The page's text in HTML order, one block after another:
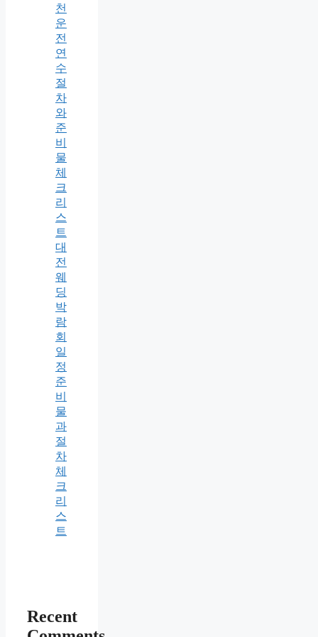
천
운
전
연
수
절
차
와
준
비
물
체
크
리
스
트
대
전
웨
딩
박
람
회
일
정
준
비
물
과
절
차
체
크
리
스
트
Recent